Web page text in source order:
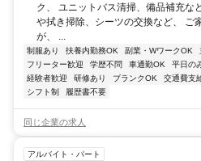
ク、 ユニットバス清掃、備品補充な
や拭き掃除、シーツの交換など、 ご
が、 ...
制服あり 扶養内勤務OK 副業・WワークOK
フリーター歓迎
学歴不問 車通勤OK 平日の
経験者歓迎
研修あり ブランクOK 交通費支
シフト制
履歴書不要
同じ企業の求人
アルバイト・パート